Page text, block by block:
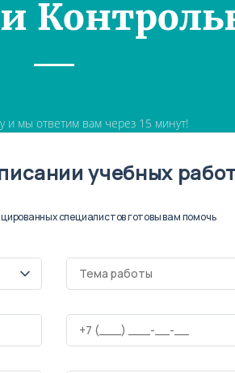
и мы ответим вам через 15 минут!
учебных
специалистов готовы вам помочь